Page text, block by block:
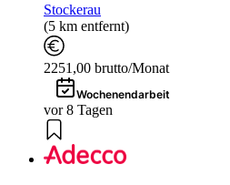
Stockerau
(5 km entfernt)
2251,00 brutto/Monat
Wochenendarbeit
vor 8 Tagen